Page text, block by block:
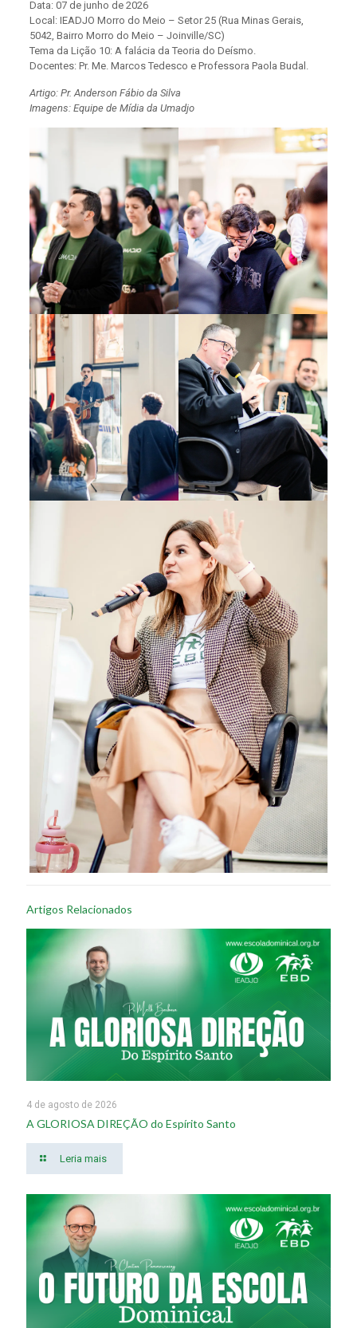
Data: 07 de junho de 2026​
Local: IEADJO Morro do Meio – Setor 25 (Rua Minas Gerais,
5042, Bairro Morro do Meio – Joinville/SC)
Tema da Lição 10: A falácia da Teoria do Deísmo.
Docentes: Pr. Me. Marcos Tedesco e Professora Paola Budal.
Artigo: Pr. Anderson Fábio da Silva
Imagens: Equipe de Mídia da Umadjo
Artigos Relacionados
4 de agosto de 2026
A GLORIOSA DIREÇÃO do Espírito Santo
Leria mais